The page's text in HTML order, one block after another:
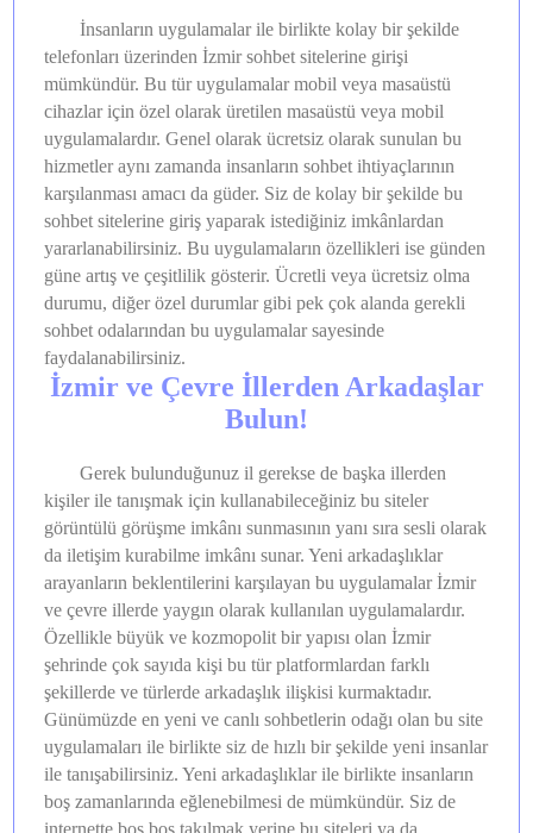
İnsanların uygulamalar ile birlikte kolay bir şekilde
telefonları üzerinden İzmir sohbet sitelerine girişi
mümkündür. Bu tür uygulamalar mobil veya masaüstü
cihazlar için özel olarak üretilen masaüstü veya mobil
uygulamalardır. Genel olarak ücretsiz olarak sunulan bu
hizmetler aynı zamanda insanların sohbet ihtiyaçlarının
karşılanması amacı da güder. Siz de kolay bir şekilde bu
sohbet sitelerine giriş yaparak istediğiniz imkânlardan
yararlanabilirsiniz. Bu uygulamaların özellikleri ise günden
güne artış ve çeşitlilik gösterir. Ücretli veya ücretsiz olma
durumu, diğer özel durumlar gibi pek çok alanda gerekli
sohbet odalarından bu uygulamalar sayesinde
faydalanabilirsiniz.
İzmir ve Çevre İllerden Arkadaşlar
Bulun!
Gerek bulunduğunuz il gerekse de başka illerden
kişiler ile tanışmak için kullanabileceğiniz bu siteler
görüntülü görüşme imkânı sunmasının yanı sıra sesli olarak
da iletişim kurabilme imkânı sunar. Yeni arkadaşlıklar
arayanların beklentilerini karşılayan bu uygulamalar İzmir
ve çevre illerde yaygın olarak kullanılan uygulamalardır.
Özellikle büyük ve kozmopolit bir yapısı olan İzmir
şehrinde çok sayıda kişi bu tür platformlardan farklı
şekillerde ve türlerde arkadaşlık ilişkisi kurmaktadır.
Günümüzde en yeni ve canlı sohbetlerin odağı olan bu site
uygulamaları ile birlikte siz de hızlı bir şekilde yeni insanlar
ile tanışabilirsiniz. Yeni arkadaşlıklar ile birlikte insanların
boş zamanlarında eğlenebilmesi de mümkündür. Siz de